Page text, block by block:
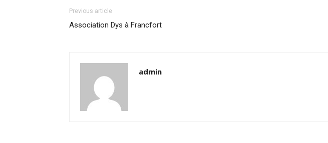
Previous article
Association Dys à Francfort
admin